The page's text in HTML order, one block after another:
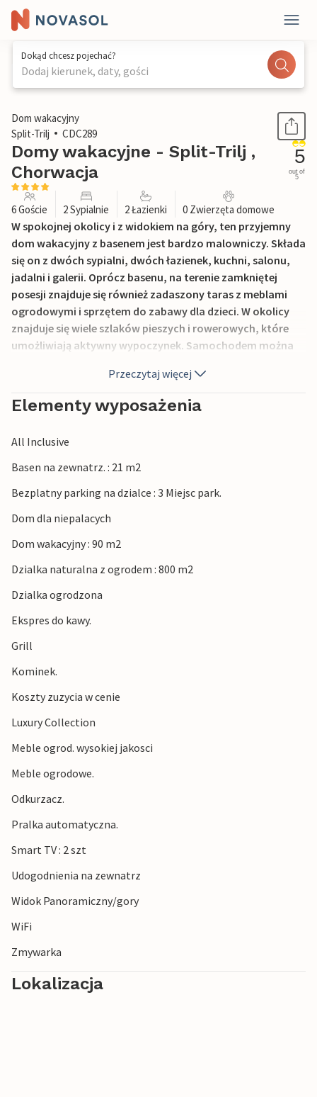
Dokąd chcesz pojechać?
Dodaj kierunek, daty, gości
1 / 45
Dom wakacyjny
Split-Trilj
CDC289
Domy wakacyjne - Split-Trilj ,
Chorwacja
5
out of
5
6 Goście 2 Sypialnie 2 Łazienki 0 Zwierzęta domowe
W spokojnej okolicy i z widokiem na góry, ten przyjemny
dom wakacyjny z basenem jest bardzo malowniczy. Składa
się on z dwóch sypialni, dwóch łazienek, kuchni, salonu,
jadalni i galerii. Oprócz basenu, na terenie zamkniętej
posesji znajduje się również zadaszony taras z meblami
ogrodowymi i sprzętem do zabawy dla dzieci. W okolicy
znajduje się wiele szlaków pieszych i rowerowych, które
umożliwiają aktywny wypoczynek. Samochodem można
Cetina. Polecamy również zwiedzanie zabytkowego
miasta Sinj oraz metropolii Dalmacji, Splitu, którego
pałac Dioklecjana i średniowieczne centrum miasta
Przeczytaj więcej
Elementy wyposażenia
All Inclusive
Basen na zewnatrz. : 21 m2
Bezplatny parking na dzialce : 3 Miejsc park.
Dom dla niepalacych
Dom wakacyjny : 90 m2
Dzialka naturalna z ogrodem : 800 m2
Dzialka ogrodzona
Ekspres do kawy.
Grill
Kominek.
Koszty zuzycia w cenie
Luxury Collection
Meble ogrod. wysokiej jakosci
Meble ogrodowe.
Odkurzacz.
Pralka automatyczna.
Smart TV : 2 szt
Udogodnienia na zewnatrz
Widok Panoramiczny/gory
WiFi
Zmywarka
Lokalizacja